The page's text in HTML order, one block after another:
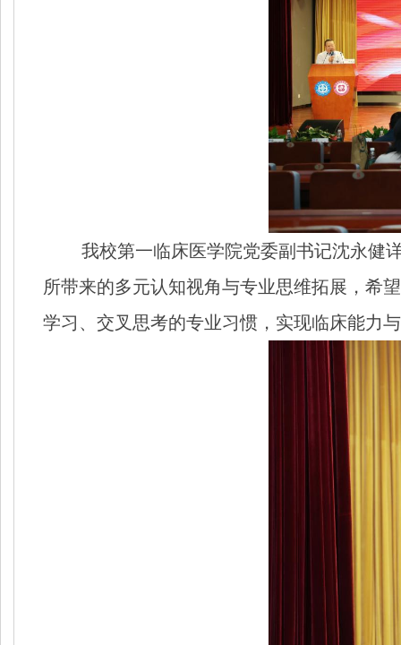
我校第一临床医学院党委副书记沈永健
所带来的多元认知视角与专业思维拓展，希
学习、交叉思考的专业习惯，实现临床能力